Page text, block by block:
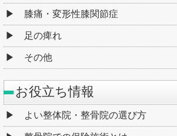
膝痛・変形性膝関節症
足の痺れ
その他
お役立ち情報
よい整体院・整骨院の選び方